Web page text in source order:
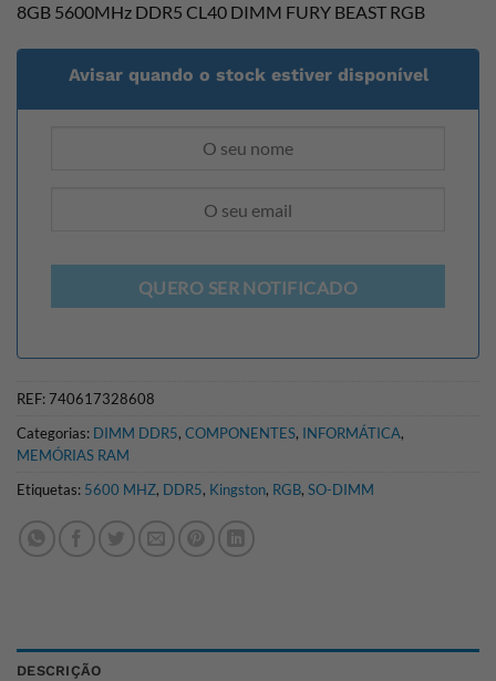
8GB 5600MHz DDR5 CL40 DIMM FURY BEAST RGB
Avisar quando o stock estiver disponível
QUERO SER NOTIFICADO
REF:740617328608
Categorias: DIMM DDR5, COMPONENTES, INFORMÁTICA,
MEMÓRIAS RAM
Etiquetas: 5600 MHZ, DDR5, Kingston, RGB, SO-DIMM
DESCRIÇÃO